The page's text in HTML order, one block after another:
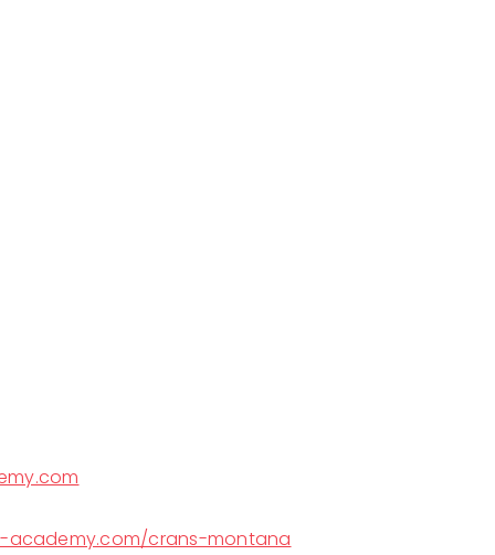
academy.com/crans-montana